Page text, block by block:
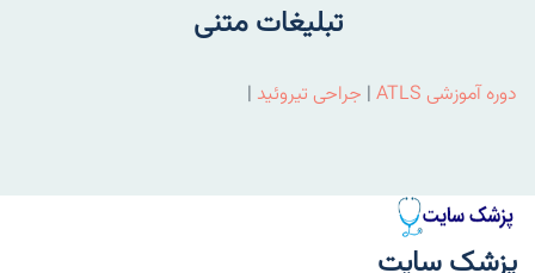
تبلیغات متنی
دوره آموزشی ATLS | جراحی تیروئید |
پزشک سایت